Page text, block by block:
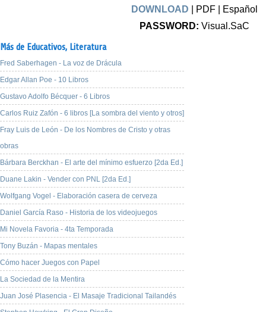
DOWNLOAD | PDF | Español
PASSWORD: Visual.SaC
Más de Educativos, Literatura
Fred Saberhagen - La voz de Drácula
Edgar Allan Poe - 10 Libros
Gustavo Adolfo Bécquer - 6 Libros
Carlos Ruiz Zafón - 6 libros [La sombra del viento y otros]
Fray Luis de León - De los Nombres de Cristo y otras
obras
Bárbara Berckhan - El arte del mínimo esfuerzo [2da Ed.]
Duane Lakin - Vender con PNL [2da Ed.]
Wolfgang Vogel - Elaboración casera de cerveza
Daniel García Raso - Historia de los videojuegos
Mi Novela Favoria - 4ta Temporada
Tony Buzán - Mapas mentales
Cómo hacer Juegos con Papel
La Sociedad de la Mentira
Juan José Plasencia - El Masaje Tradicional Tailandés